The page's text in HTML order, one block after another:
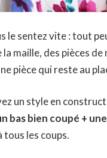
le sentez vite : tout
la maille, des pièces
pièce qui reste au
un style en
bas bien coupé +
tous les coups.